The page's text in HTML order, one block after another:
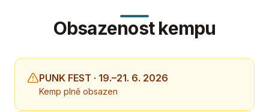
Obsazenost kempu
PUNK FEST · 19.–21. 6. 2026
Kemp plně obsazen